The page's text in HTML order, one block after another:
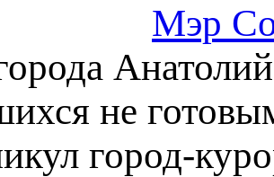
Мэр
не
город-